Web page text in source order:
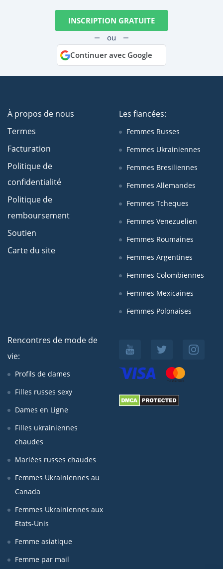
INSCRIPTION GRATUITE
ou
Continuer avec Google
À propos de nous
Termes
Facturation
Politique de
confidentialité
Politique de
remboursement
Soutien
Carte du site
Les fiancées:
Femmes Russes
Femmes Ukrainiennes
Femmes Bresiliennes
Femmes Allemandes
Femmes Tcheques
Femmes Venezuelien
Femmes Roumaines
Femmes Argentines
Femmes Colombiennes
Femmes Mexicaines
Femmes Polonaises
Rencontres de mode de
vie:
Profils de dames
Filles russes sexy
Dames en Ligne
Filles ukrainiennes
chaudes
Mariées russes chaudes
Femmes Ukrainiennes au
Canada
Femmes Ukrainiennes aux
Etats-Unis
Femme asiatique
Femme par mail